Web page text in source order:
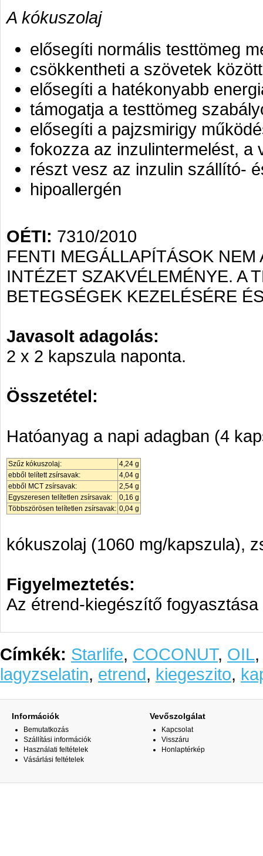
A kókuszolaj
elősegíti normális testtömeg
csökkentheti a szövetek
elősegíti a hatékonyabb
támogatja a testtömeg
elősegíti a pajzsmirigy
fokozza az inzulintermelést, a
részt vesz az inzulin szállító-
hipoallergén
OÉTI: 7310/2010
FENTI MEGÁLLAPÍTÁSOK
INTÉZET SZAKVÉLEMÉNYE. A
BETEGSÉGEK KEZELÉSÉRE
Javasolt adagolás:
2 x 2 kapszula naponta.
Összetétel:
Hatóanyag a napi adagban (4
Szűz kókuszolaj:
4,24 g
ebből telített zsírsavak:
4,04 g
ebből MCT zsírsavak:
2,54 g
Egyszeresen telítetlen zsírsavak:
0,16 g
Többszörösen telítetlen zsírsavak: 0,04 g
kókuszolaj (1060 mg/kapszula),
Figyelmeztetés:
Az étrend-kiegészítő
Címkék: Starlife, COCONUT, OIL
lagyzselatin, etrend, kiegeszito,
Információk
Bemutatkozás
Szállítási információk
Használati feltételek
Vásárlási feltételek
Vevőszolgálat
Kapcsolat
Visszáru
Honlaptérkép